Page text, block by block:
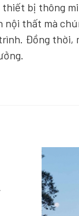
bị thông
thất mà
Đồng